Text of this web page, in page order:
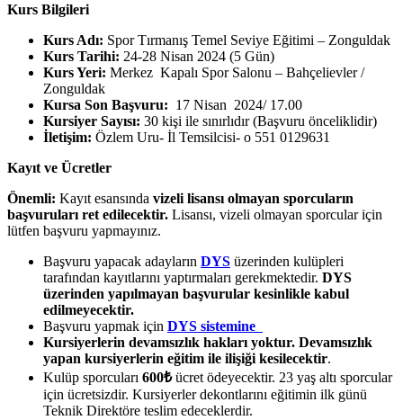
Kurs Bilgileri
Kurs Adı: Spor Tırmanış Temel Seviye Eğitimi – Zonguldak
Kurs Tarihi: 24-28 Nisan 2024 (5 Gün)
Kurs Yeri: Merkez Kapalı Spor Salonu – Bahçelievler /
Zonguldak
Kursa Son Başvuru: 17 Nisan 2024/ 17.00
Kursiyer Sayısı: 30 kişi ile sınırlıdır (Başvuru önceliklidir)
İletişim: Özlem Uru- İl Temsilcisi- o 551 0129631
Kayıt ve Ücretler
Önemli: Kayıt esansında vizeli lisansı olmayan sporcuların
başvuruları ret edilecektir. Lisansı, vizeli olmayan sporcular için
lütfen başvuru yapmayınız.
Başvuru yapacak adayların DYS üzerinden kulüpleri
tarafından kayıtlarını yaptırmaları gerekmektedir. DYS
üzerinden yapılmayan başvurular kesinlikle kabul
edilmeyecektir.
Başvuru yapmak için DYS sistemine
Kursiyerlerin devamsızlık hakları yoktur. Devamsızlık
yapan kursiyerlerin eğitim ile ilişiği kesilecektir.
Kulüp sporcuları 600₺ ücret ödeyecektir. 23 yaş altı sporcular
için ücretsizdir. Kursiyerler dekontlarını eğitimin ilk günü
Teknik Direktöre teslim edeceklerdir.